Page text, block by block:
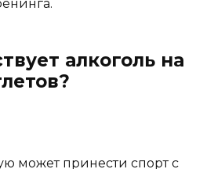
алкоголь на
может принести спорт с